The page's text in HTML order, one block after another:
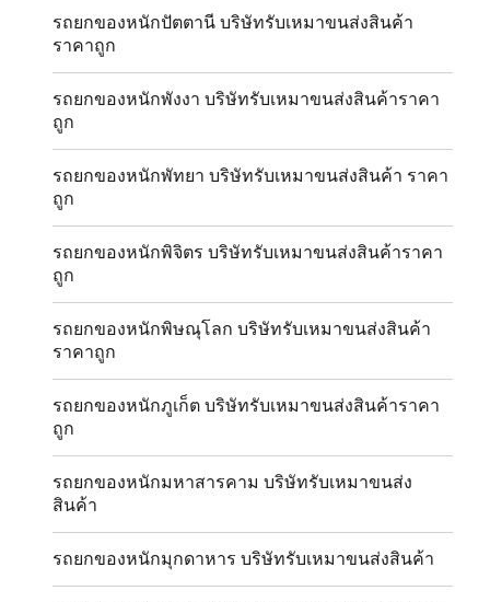
รถยกของหนักปัตตานี บริษัทรับเหมาขนส่งสินค้า
ราคาถูก
รถยกของหนักพังงา บริษัทรับเหมาขนส่งสินค้าราคา
ถูก
รถยกของหนักพัทยา บริษัทรับเหมาขนส่งสินค้า ราคา
ถูก
รถยกของหนักพิจิตร บริษัทรับเหมาขนส่งสินค้าราคา
ถูก
รถยกของหนักพิษณุโลก บริษัทรับเหมาขนส่งสินค้า
ราคาถูก
รถยกของหนักภูเก็ต บริษัทรับเหมาขนส่งสินค้าราคา
ถูก
รถยกของหนักมหาสารคาม บริษัทรับเหมาขนส่ง
สินค้า
รถยกของหนักมุกดาหาร บริษัทรับเหมาขนส่งสินค้า